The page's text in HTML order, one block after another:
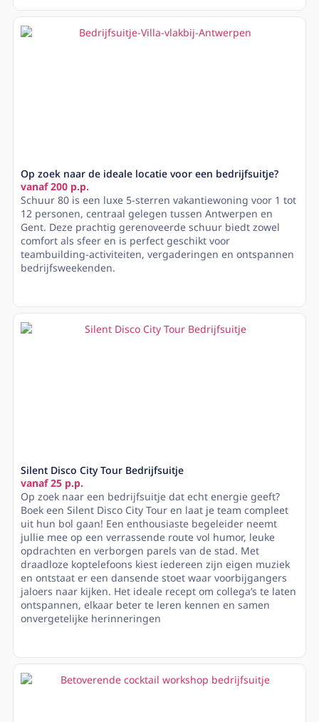
Op zoek naar de ideale locatie voor een bedrijfsuitje?
vanaf 200 p.p.
Schuur 80 is een luxe 5-sterren vakantiewoning voor 1 tot
12 personen, centraal gelegen tussen Antwerpen en
Gent. Deze prachtig gerenoveerde schuur biedt zowel
comfort als sfeer en is perfect geschikt voor
teambuilding-activiteiten, vergaderingen en ontspannen
bedrijfsweekenden.
Silent Disco City Tour Bedrijfsuitje
vanaf 25 p.p.
Op zoek naar een bedrijfsuitje dat echt energie geeft?
Boek een Silent Disco City Tour en laat je team compleet
uit hun bol gaan! Een enthousiaste begeleider neemt
jullie mee op een verrassende route vol humor, leuke
opdrachten en verborgen parels van de stad. Met
draadloze koptelefoons kiest iedereen zijn eigen muziek
en ontstaat er een dansende stoet waar voorbijgangers
jaloers naar kijken. Het ideale recept om collega’s te laten
ontspannen, elkaar beter te leren kennen en samen
onvergetelijke herinneringen